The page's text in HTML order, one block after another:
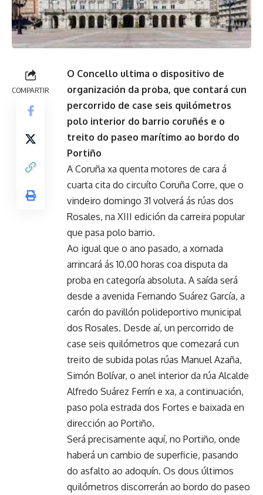
COMPARTIR
O Concello ultima o dispositivo de
organización da proba, que contará cun
percorrido de case seis quilómetros
polo interior do barrio coruñés e o
treito do paseo marítimo ao bordo do
Portiño
A Coruña xa quenta motores de cara á
cuarta cita do circuíto Coruña Corre, que o
vindeiro domingo 31 volverá ás rúas dos
Rosales, na XIII edición da carreira popular
que pasa polo barrio.
Ao igual que o ano pasado, a xornada
arrincará ás 10.00 horas coa disputa da
proba en categoría absoluta. A saída será
desde a avenida Fernando Suárez García, a
carón do pavillón polideportivo municipal
dos Rosales. Desde aí, un percorrido de
case seis quilómetros que comezará cun
treito de subida polas rúas Manuel Azaña,
Simón Bolívar, o anel interior da rúa Alcalde
Alfredo Suárez Ferrín e xa, a continuación,
paso pola estrada dos Fortes e baixada en
dirección ao Portiño.
Será precisamente aquí, no Portiño, onde
haberá un cambio de superficie, pasando
do asfalto ao adoquín. Os dous últimos
quilómetros discorrerán ao bordo do paseo